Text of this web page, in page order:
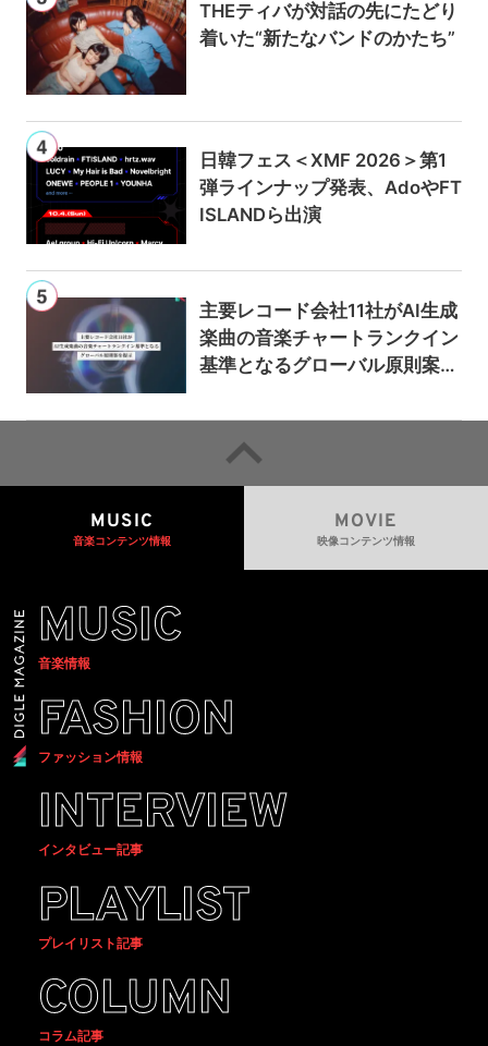
THEティバが対話の先にたどり
着いた“新たなバンドのかたち”
日韓フェス＜XMF 2026＞第1
弾ラインナップ発表、AdoやFT
ISLANDら出演
主要レコード会社11社がAI生成
楽曲の音楽チャートランクイン
基準となるグローバル原則案を
るための統一的な枠組みを提案
MUSIC
音楽コンテンツ情報
MOVIE
映像コンテンツ情報
MUSIC
音楽情報
FASHION
ファッション情報
INTERVIEW
インタビュー記事
PLAYLIST
プレイリスト記事
COLUMN
コラム記事